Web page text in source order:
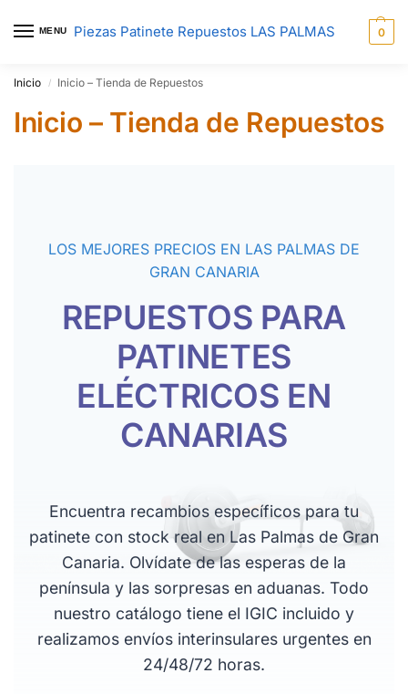
MENU Piezas Patinete Repuestos LAS PALMAS 0
Inicio / Inicio – Tienda de Repuestos
Inicio – Tienda de Repuestos
LOS MEJORES PRECIOS EN LAS PALMAS DE
GRAN CANARIA
REPUESTOS PARA
PATINETES
ELÉCTRICOS EN
CANARIAS
Encuentra recambios específicos para tu
patinete con stock real en Las Palmas de Gran
Canaria. Olvídate de las esperas de la
península y las sorpresas en aduanas. Todo
nuestro catálogo tiene el IGIC incluido y
realizamos envíos interinsulares urgentes en
24/48/72 horas.